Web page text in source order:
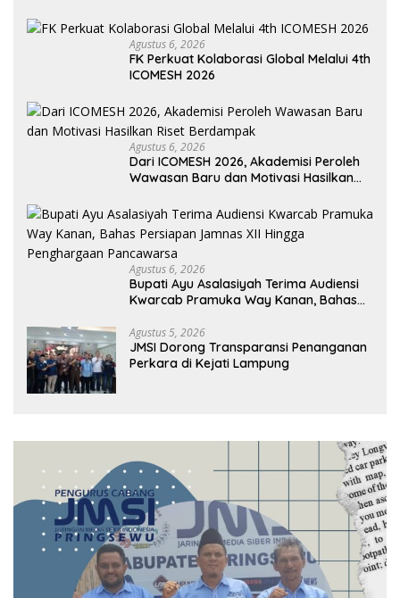
Agustus 6, 2026
FK Perkuat Kolaborasi Global Melalui 4th
ICOMESH 2026
Agustus 6, 2026
Dari ICOMESH 2026, Akademisi Peroleh
Wawasan Baru dan Motivasi Hasilkan
Agustus 6, 2026
Bupati Ayu Asalasiyah Terima Audiensi
Kwarcab Pramuka Way Kanan, Bahas
Penghargaan Pancawarsa
Agustus 5, 2026
JMSI Dorong Transparansi Penanganan
Perkara di Kejati Lampung